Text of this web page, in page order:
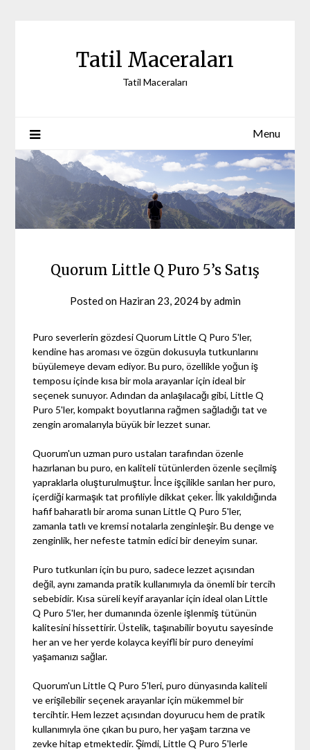
Tatil Maceraları
Tatil Maceraları
Menu
Quorum Little Q Puro 5’s Satış
Posted on Haziran 23, 2024byadmin
Puro severlerin gözdesi Quorum Little Q Puro 5'ler,
kendine has aroması ve özgün dokusuyla tutkunlarını
büyülemeye devam ediyor. Bu puro, özellikle yoğun iş
temposu içinde kısa bir mola arayanlar için ideal bir
seçenek sunuyor. Adından da anlaşılacağı gibi, Little Q
Puro 5'ler, kompakt boyutlarına rağmen sağladığı tat ve
zengin aromalarıyla büyük bir lezzet sunar.
Quorum'un uzman puro ustaları tarafından özenle
hazırlanan bu puro, en kaliteli tütünlerden özenle seçilmiş
yapraklarla oluşturulmuştur. İnce işçilikle sarılan her puro,
içerdiği karmaşık tat profiliyle dikkat çeker. İlk yakıldığında
hafif baharatlı bir aroma sunan Little Q Puro 5'ler,
zamanla tatlı ve kremsi notalarla zenginleşir. Bu denge ve
zenginlik, her nefeste tatmin edici bir deneyim sunar.
Puro tutkunları için bu puro, sadece lezzet açısından
değil, aynı zamanda pratik kullanımıyla da önemli bir tercih
sebebidir. Kısa süreli keyif arayanlar için ideal olan Little
Q Puro 5'ler, her dumanında özenle işlenmiş tütünün
kalitesini hissettirir. Üstelik, taşınabilir boyutu sayesinde
her an ve her yerde kolayca keyifli bir puro deneyimi
yaşamanızı sağlar.
Quorum'un Little Q Puro 5'leri, puro dünyasında kaliteli
ve erişilebilir seçenek arayanlar için mükemmel bir
tercihtir. Hem lezzet açısından doyurucu hem de pratik
kullanımıyla öne çıkan bu puro, her yaşam tarzına ve
zevke hitap etmektedir. Şimdi, Little Q Puro 5'lerle